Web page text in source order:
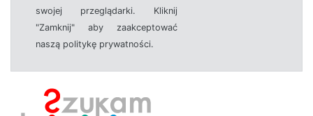
swojej przeglądarki. Kliknij
"Zamknij" aby zaakceptować
naszą politykę prywatności.